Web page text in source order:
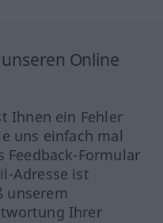
Online
Ihnen ein Fehler
uns einfach mal
Feedback-Formular
Adresse ist
unserem
Ihrer